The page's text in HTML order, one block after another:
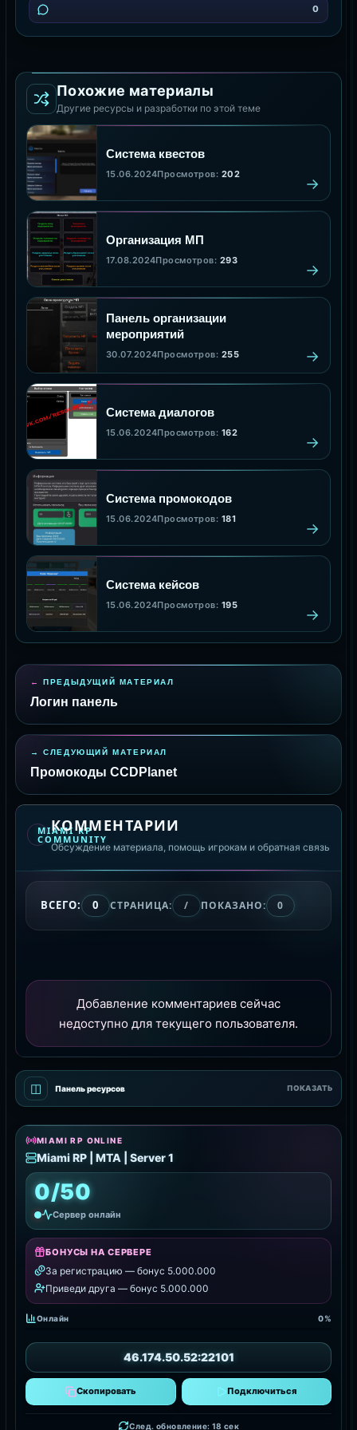
◫ Панель ресурсов ПОКАЗАТЬ
MIAMI RP ONLINE
Miami RP | MTA | Server 1
0/50
Сервер онлайн
БОНУСЫ НА СЕРВЕРЕ
За регистрацию — бонус 5.000.000
Приведи друга — бонус 5.000.000
Онлайн 0%
46.174.50.52:22101
Скопировать Подключиться
След. обновление: 17 сек
0
Похожие материалы
Другие ресурсы и разработки по этой теме
Система квестов
15.06.2024Просмотров: 202
Организация МП
17.08.2024Просмотров: 293
Панель организации
мероприятий
30.07.2024Просмотров: 255
Система диалогов
15.06.2024Просмотров: 162
Система промокодов
15.06.2024Просмотров: 181
Система кейсов
15.06.2024Просмотров: 195
ПРЕДЫДУЩИЙ МАТЕРИАЛ
Логин панель
СЛЕДУЮЩИЙ МАТЕРИАЛ
Промокоды CCDPlanet
MIAMI RP
COMMUNITY
КОММЕНТАРИИ
Обсуждение материала, помощь игрокам и обратная связь
ВСЕГО: 0 СТРАНИЦА: / ПОКАЗАНО: 0
Добавление комментариев сейчас
недоступно для текущего пользователя.